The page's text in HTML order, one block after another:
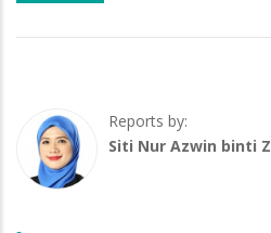
Reports by:
Siti Nur Azwin binti